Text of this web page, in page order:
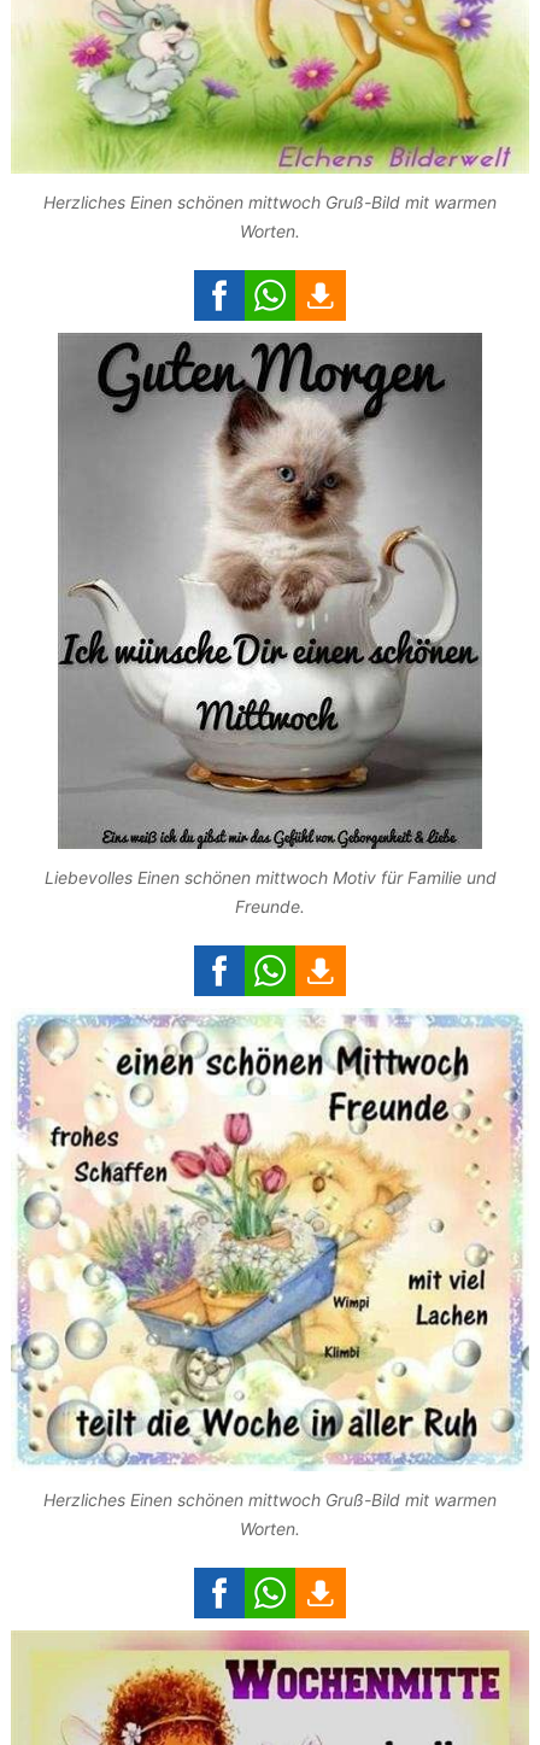
Herzliches Einen schönen mittwoch Gruß-Bild mit warmen
Worten.
Liebevolles Einen schönen mittwoch Motiv für Familie und
Freunde.
Herzliches Einen schönen mittwoch Gruß-Bild mit warmen
Worten.